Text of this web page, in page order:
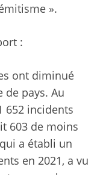
».
:
ont diminué
de pays. Au
652 incidents
603 de moins
qui a établi un
en 2021, a vu